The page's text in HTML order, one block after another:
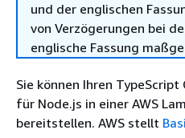
und der englischen
von Verzögerungen bei
englische Fassung
Sie können Ihren TypeScript
für Node.js in einer AWS
bereitstellen. AWS stellt